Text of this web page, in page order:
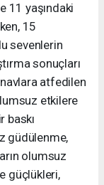
11 yaşındaki
15
sevenlerin
sonuçları
atfedilen
etkilere
baskı
güdülenme,
olumsuz
güçlükleri,